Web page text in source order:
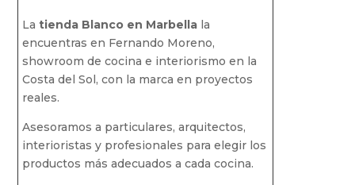
La tienda Blanco en Marbellala
encuentras en Fernando Moreno,
showroom de cocina e interiorismo en la
Costa del Sol, con la marca en proyectos
reales.
Asesoramos a particulares, arquitectos,
interioristas y profesionales para elegir los
productos más adecuados a cada cocina.